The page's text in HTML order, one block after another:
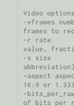
Video
-vframes
frames to
-r rate
value,
-s size
abbreviation)
-aspect
16:9 or
-
of bits per